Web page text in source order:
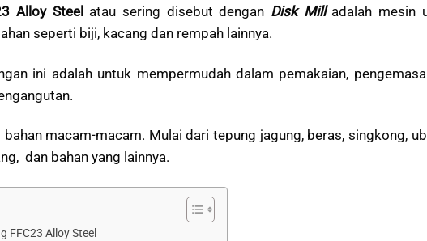
Alloy Steel atau sering disebut dengan Disk Milladalah mesin
seperti biji, kacang dan rempah lainnya.
ini adalah untuk mempermudah dalam pemakaian,
macam-macam. Mulai dari tepung jagung, beras, singkong,
dan bahan yang lainnya.
FFC23 Alloy Steel